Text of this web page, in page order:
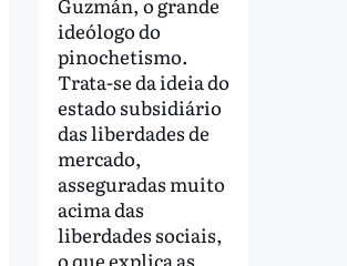
ideólogo do
pinochetismo.
Trata-se da ideia do
estado subsidiário
das liberdades de
mercado,
asseguradas muito
acima das
liberdades sociais,
o que explica as